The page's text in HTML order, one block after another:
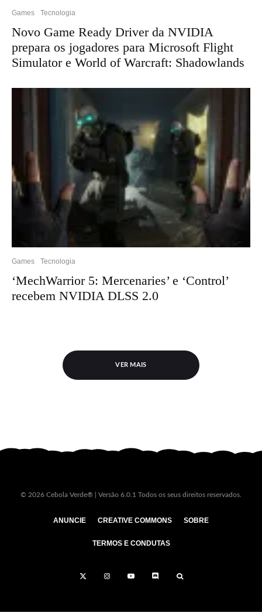
Games Tecnologia
Novo Game Ready Driver da NVIDIA
prepara os jogadores para Microsoft Flight
Simulator e World of Warcraft: Shadowlands
Games Tecnologia
‘MechWarrior 5: Mercenaries’ e ‘Control’
recebem NVIDIA DLSS 2.0
VER MAIS
© 2026 Cebola Verde® | Versão 6.0.1 Todos os seus direitos reservados.
ANUNCIE CREATIVE COMMONS SOBRE
TERMOS E CONDUTAS